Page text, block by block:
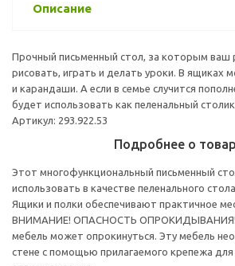
Описание
Прочный письменный стол, за которым ваш
рисовать, играть и делать уроки. В ящиках
и карандаши. А если в семье случится
будет использовать как пеленальный столик.
Артикул: 293.922.53
Подробнее о
Этот многофункциональный письменный
использовать в качестве пеленального стола.
Ящики и полки обеспечивают практичное
ВНИМАНИЕ! ОПАСНОСТЬ ОПРОКИДЫВАНИЯ!
мебель может опрокинуться. Эту мебель
стене с помощью прилагаемого крепежа